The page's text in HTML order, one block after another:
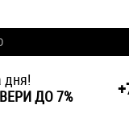
дня!
ДО 7%